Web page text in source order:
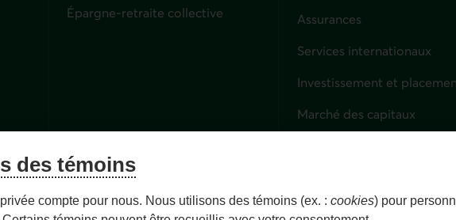
Épargne-retraite collective
Assurances
Services internationaux
Investissement et
Marché des capitaux
des témoins
compte pour nous. Nous utilisons des témoins (ex. :cookies) pour